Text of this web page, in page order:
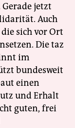
jetzt
Auch
sich vor Ort
Die taz
im
bundesweit
einen
und Erhalt
guten, frei